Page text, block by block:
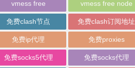
vmess free vmess free node
免费clash节点 免费clash订阅地址
免费ip代理 免费proxies
免费socks5代理 免费socks代理